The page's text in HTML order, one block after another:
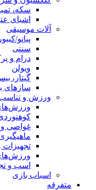
سکه،
اشیای
آلات موسیقی
پیانو/
سنتی
درام و
ویولن
گیتار،
سازهای
ورزش و تناسب
غواصی و
ماهیگیری
تجهیزات
اسب و
اسباب‌ بازی
متفرقه